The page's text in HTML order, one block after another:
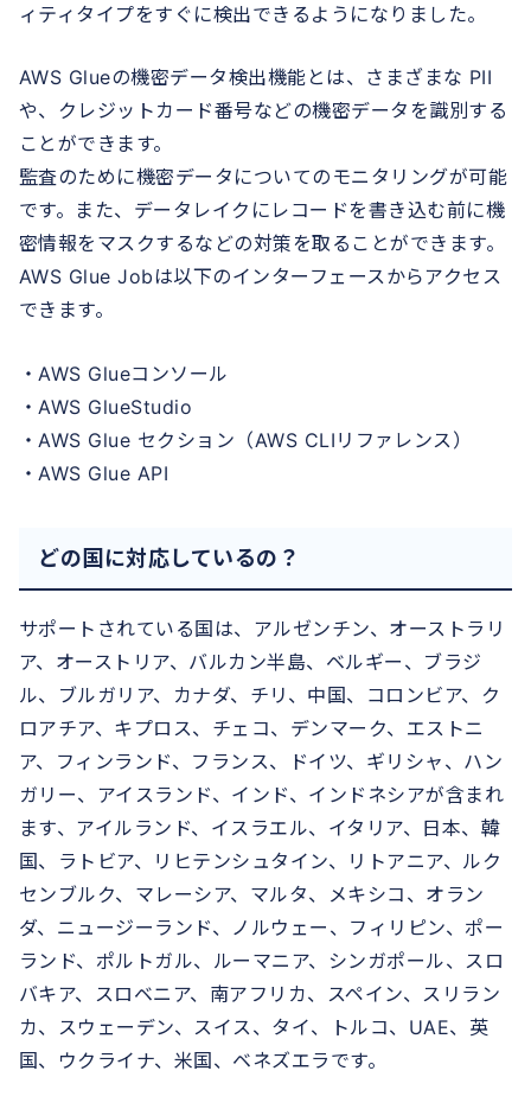
ィティタイプをすぐに検出できるようになりました。
AWS Glueの機密データ検出機能とは、さまざまな PII
や、クレジットカード番号などの機密データを識別する
ことができます。
監査のために機密データについてのモニタリングが可能
です。また、データレイクにレコードを書き込む前に機
密情報をマスクするなどの対策を取ることができます。
AWS Glue Jobは以下のインターフェースからアクセス
できます。
・AWS Glueコンソール
・AWS GlueStudio
・AWS Glue セクション（AWS CLIリファレンス）
・AWS Glue API
どの国に対応しているの？
サポートされている国は、アルゼンチン、オーストラリ
ア、オーストリア、バルカン半島、ベルギー、ブラジ
ル、ブルガリア、カナダ、チリ、中国、コロンビア、ク
ロアチア、キプロス、チェコ、デンマーク、エストニ
ア、フィンランド、フランス、ドイツ、ギリシャ、ハン
ガリー、アイスランド、インド、インドネシアが含まれ
ます、アイルランド、イスラエル、イタリア、日本、韓
国、ラトビア、リヒテンシュタイン、リトアニア、ルク
センブルク、マレーシア、マルタ、メキシコ、オラン
ダ、ニュージーランド、ノルウェー、フィリピン、ポー
ランド、ポルトガル、ルーマニア、シンガポール、スロ
バキア、スロベニア、南アフリカ、スペイン、スリラン
カ、スウェーデン、スイス、タイ、トルコ、UAE、英
国、ウクライナ、米国、ベネズエラです。